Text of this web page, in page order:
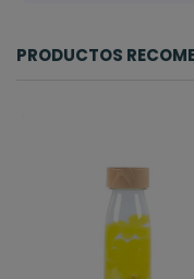
PRODUCTOS